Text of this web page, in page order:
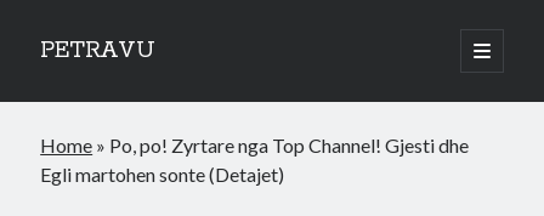
PETRAVU
open
primary
Sidebar
Bank
Credit Cards
Home » Po, po! Zyrtare nga Top Channel! Gjesti dhe
Egli martohen sonte (Detajet)